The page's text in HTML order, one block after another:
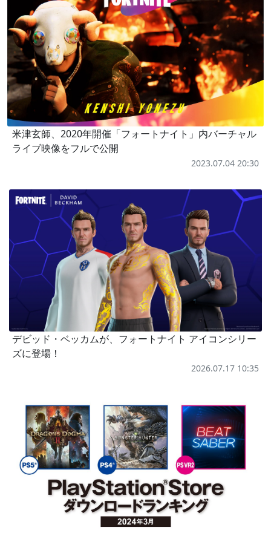
米津玄師、2020年開催「フォートナイト」内バーチャル
ライブ映像をフルで公開
2023.07.04 20:30
デビッド・ベッカムが、フォートナイト アイコンシリー
ズに登場！
2026.07.17 10:35